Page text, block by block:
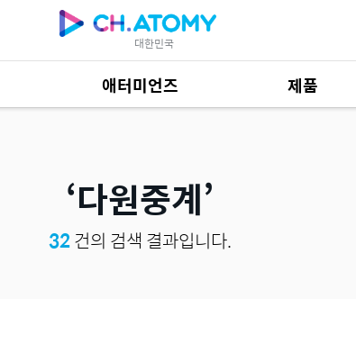
대한민국
애터미언즈 제품
제품 자료684
다원중계
32건의 검색 결과입니다.